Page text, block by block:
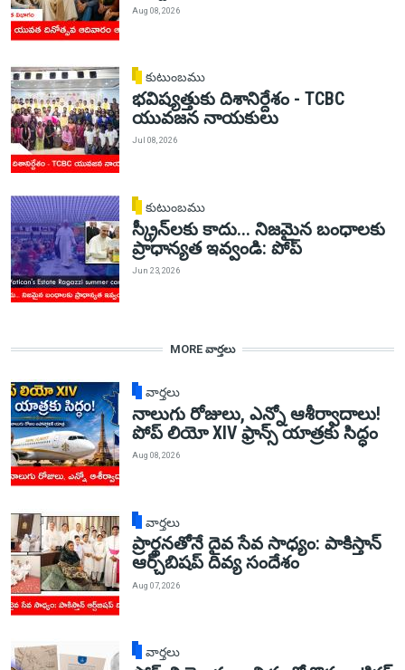
Aug 08, 2026
కుటుంబము
భవిష్యత్తుకు దిశానిర్దేశం - TCBC
యువజన నాయకులు
Jul 08, 2026
కుటుంబము
స్క్రీన్‌లకు కాదు... నిజమైన బంధాలకు
ప్రాధాన్యత ఇవ్వండి: పోప్
Jun 23, 2026
MORE వార్తలు
వార్తలు
నాలుగు రోజులు, ఎన్నో ఆశీర్వాదాలు!
పోప్ లియో XIV ఫ్రాన్స్ యాత్రకు సిద్ధం
Aug 08, 2026
వార్తలు
ప్రార్థనతోనే దైవ సేవ సాధ్యం: పాకిస్తాన్‌
ఆర్చ్‌బిషప్ దివ్య సందేశం
Aug 07, 2026
వార్తలు